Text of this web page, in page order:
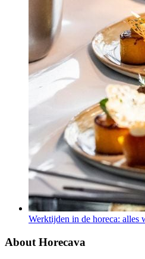
Werktijden in de horeca: alles
About Horecava